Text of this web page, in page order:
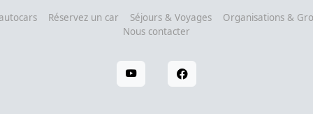
Réservez un car Séjours & Voyages
Organisations &
Nous contacter